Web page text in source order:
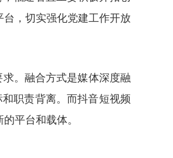
，切实强化党建工作开放
。融合方式是媒体深度融
职责背离。而抖音短视频
平台和载体。